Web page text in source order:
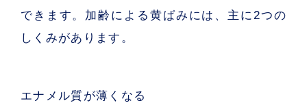
できます。加齢による黄ばみには、主に2つの
しくみがあります。
エナメル質が薄くなる